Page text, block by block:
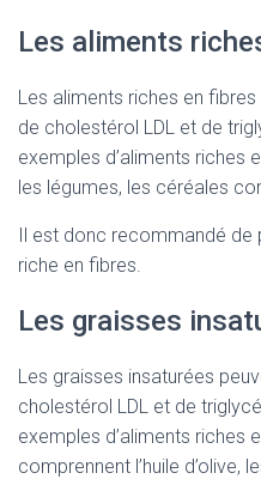
Les aliments
Les aliments riches en
de cholestérol LDL et de
exemples d’aliments riches
les légumes, les céréales
Il est donc recommandé de
riche en fibres.
Les graisses
Les graisses insaturées
cholestérol LDL et de
exemples d’aliments riches
comprennent l’huile d’olive,